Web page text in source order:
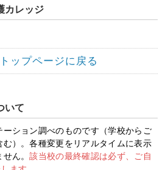
カレッジ
ップページに戻る
いて
ーション調べのものです（学校からご
）。各種変更をリアルタイムに表示
せん。該当校の最終確認は必ず、ご自